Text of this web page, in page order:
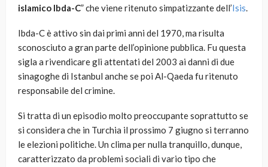
islamico Ibda-C” che viene ritenuto simpatizzante dell’Isis.
Ibda-C è attivo sin dai primi anni del 1970, ma risulta
sconosciuto a gran parte dell’opinione pubblica. Fu questa
sigla a rivendicare gli attentati del 2003 ai danni di due
sinagoghe di Istanbul anche se poi Al-Qaeda fu ritenuto
responsabile del crimine.
Si tratta di un episodio molto preoccupante soprattutto se
si considera che in Turchia il prossimo 7 giugno si terranno
le elezioni politiche. Un clima per nulla tranquillo, dunque,
caratterizzato da problemi sociali di vario tipo che